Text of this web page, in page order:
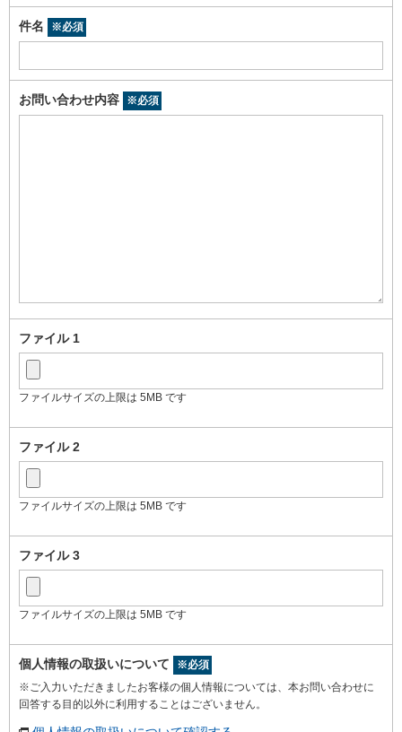
件名 ※必須
お問い合わせ内容 ※必須
ファイル 1
ファイルサイズの上限は 5MB です
ファイル 2
ファイルサイズの上限は 5MB です
ファイル 3
ファイルサイズの上限は 5MB です
個人情報の取扱いについて
※必須
※ご入力いただきましたお客様の個人情報については、本お問い合わせに
回答する目的以外に利用することはございません。